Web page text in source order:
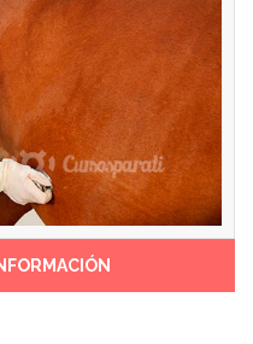
siguientes actividades:
Apoyo a las tareas de
asistencia y cuidados del
caballo y en procesos pre y
post-operatorios
Soporte de monitores de
formación
Auxiliar general de centros
hípicos
especializadas